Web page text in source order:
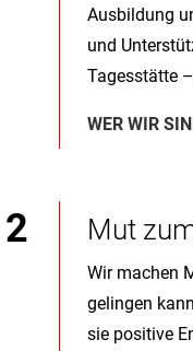
Ausbildung
und
Tagesstätte
WER WIR
Mut
Wir machen
gelingen
sie positive